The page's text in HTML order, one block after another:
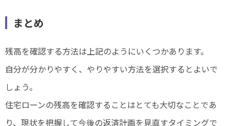
まとめ
残高を確認する方法は上記のようにいくつかあります。
自分が分かりやすく、やりやすい方法を選択するとよいで
しょう。
住宅ローンの残高を確認することはとても大切なことであ
り、現状を把握して今後の返済計画を見直すタイミングで